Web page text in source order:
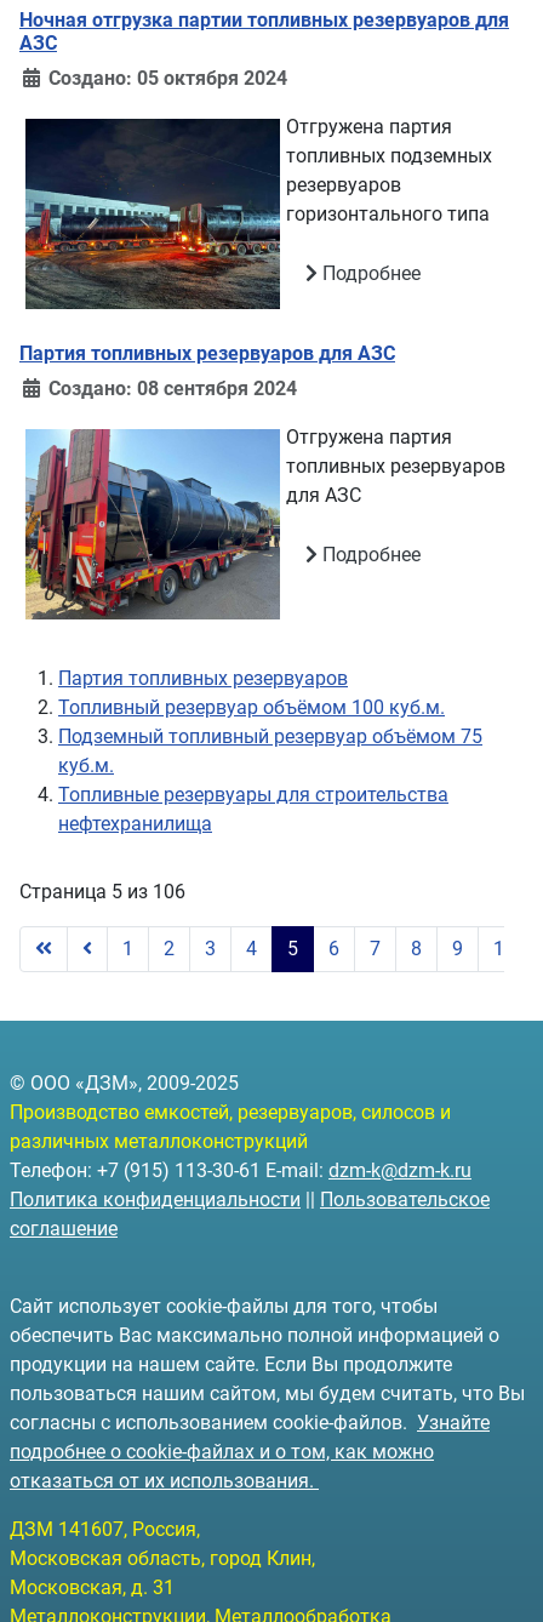
Ночная отгрузка партии топливных резервуаров для
АЗС
Создано: 05 октября 2024
Отгружена партия
топливных подземных
резервуаров
горизонтального типа
Подробнее
Партия топливных резервуаров для АЗС
Создано: 08 сентября 2024
Отгружена партия
топливных резервуаров
для АЗС
Подробнее
Партия топливных резервуаров
Топливный резервуар объёмом 100 куб.м.
Подземный топливный резервуар объёмом 75
куб.м.
Топливные резервуары для строительства
нефтехранилища
Страница 5 из 106
1 2 3 4 5 6 7 8 9 10
© ООО «ДЗМ», 2009-2025
Производство емкостей, резервуаров, силосов и
различных металлоконструкций
Телефон: +7 (915) 113-30-61 E-mail: dzm-k@dzm-k.ru
Политика конфиденциальности
Пользовательское
соглашение
Сайт использует cookie-файлы для того, чтобы
обеспечить Вас максимально полной информацией о
продукции на нашем сайте. Если Вы продолжите
пользоваться нашим сайтом, мы будем считать, что Вы
согласны с использованием cookie-файлов. Узнайте
подробнее о cookie-файлах и о том, как можно
отказаться от их использования.
ДЗМ 141607, Россия,
Московская область, город Клин,
Московская, д. 31
Металлоконструкции, Металлообработка